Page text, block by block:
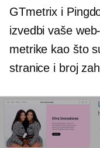
GTmetrix i
izvedbi vaše
metrike kao što
stranice i broj